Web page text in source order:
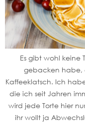
Es gibt wohl keine
gebacken habe,
Kaffeeklatsch. Ich
die ich seit Jahren
wird jede Torte hier
ihr wollt ja